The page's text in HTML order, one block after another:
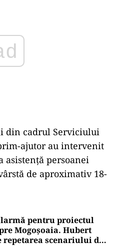
din cadrul Serviciului
ajutor au intervenit
asistență persoanei
de aproximativ 18-
pentru proiectul
Mogoșoaia. Hubert
repetarea scenariului de